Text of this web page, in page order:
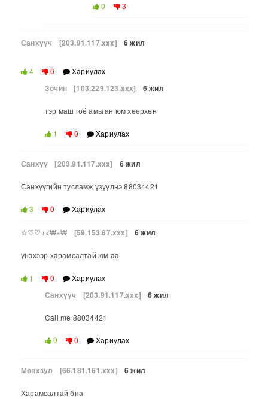
0 3
Санхүүч [203.91.117.xxx] 6 жил
4 0 Хариулах
Зочин [103.229.123.xxx] 6 жил
тэр маш гоё амьтан юм хөөрхөн
1 0 Хариулах
Санхүү [203.91.117.xxx] 6 жил
Санхүүгийн тусламж үзүүлнэ 88034421
3 0 Хариулах
☆♡♡+<₩×₩ [59.153.87.xxx] 6 жил
үнэхээр харамсалтай юм аа
1 0 Хариулах
Санхүүч [203.91.117.xxx] 6 жил
Call me 88034421
0 0 Хариулах
Мөнхзул [66.181.161.xxx] 6 жил
Харамсалтай бна